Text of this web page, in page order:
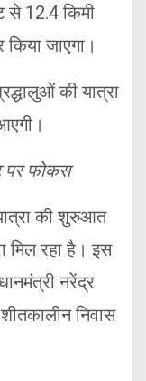
से 12.4 किमी
जाएगा।
की यात्रा
पर फोकस
की शुरुआत
मिल रहा है। इस
नरेंद्र
निवास